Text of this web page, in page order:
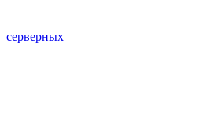
серверных